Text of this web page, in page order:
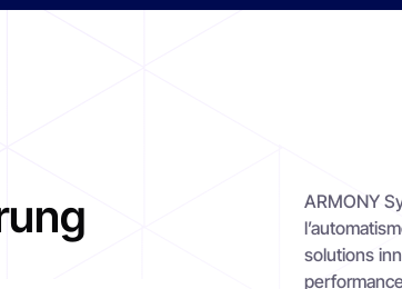
ARMONY
solutions